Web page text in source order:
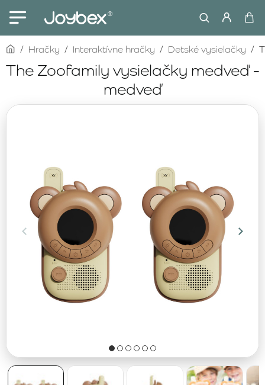
The Zoofamily vysielačky medveď -
medveď
homeHračky Interaktívne hračky Detské vysielačky